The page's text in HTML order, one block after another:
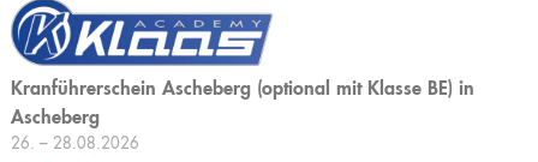
Kranführerschein Ascheberg (optional mit Klasse BE) in
Ascheberg
26. – 28.08.2026